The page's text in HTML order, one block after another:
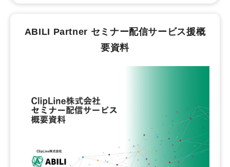
ABILI Partner セミナー配信サービス援概
要資料